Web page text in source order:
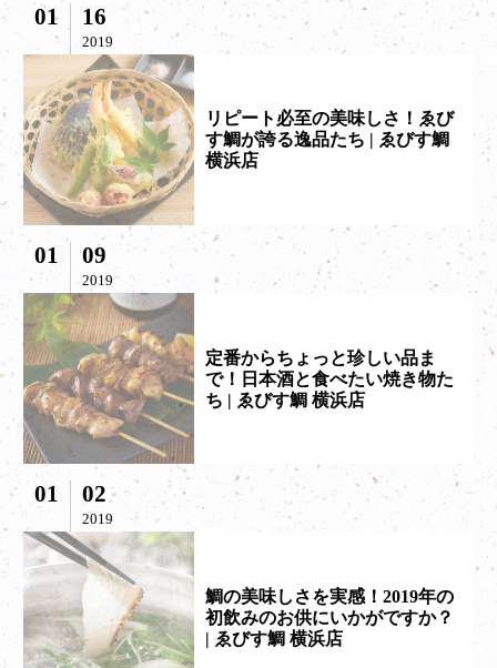
01 16
2019
リピート必至の美味しさ！ゑび
す鯛が誇る逸品たち | ゑびす鯛
横浜店
01 09
2019
定番からちょっと珍しい品ま
で！日本酒と食べたい焼き物た
ち | ゑびす鯛 横浜店
01 02
2019
鯛の美味しさを実感！2019年の
初飲みのお供にいかがですか？
| ゑびす鯛 横浜店